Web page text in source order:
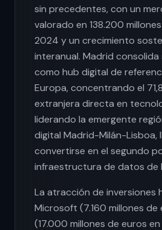
sin precedentes, con un
valorado en 138.200
2024 y un crecimiento
interanual. Madrid consolida
como hub digital de
Europa, concentrando el
extranjera directa en
liderando la emergente
digital Madrid-Milán-Lisboa,
convertirse en el segundo
infraestructura de datos de
La atracción de inversiones
Microsoft (7.160 millones de
(17.000 millones de euros